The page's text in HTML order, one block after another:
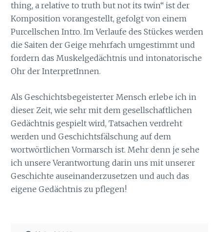
thing, a relative to truth but not its twin“ ist der
Komposition vorangestellt, gefolgt von einem
Purcellschen Intro. Im Verlaufe des Stückes werden
die Saiten der Geige mehrfach umgestimmt und
fordern das Muskelgedächtnis und intonatorische
Ohr der InterpretInnen.
Als Geschichtsbegeisterter Mensch erlebe ich in
dieser Zeit, wie sehr mit dem gesellschaftlichen
Gedächtnis gespielt wird, Tatsachen verdreht
werden und Geschichtsfälschung auf dem
wortwörtlichen Vormarsch ist. Mehr denn je sehe
ich unsere Verantwortung darin uns mit unserer
Geschichte auseinanderzusetzen und auch das
eigene Gedächtnis zu pflegen!